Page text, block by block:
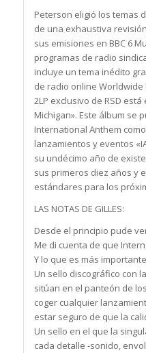
Peterson eligió los temas
de una exhaustiva
sus emisiones en BBC 6
programas de radio
incluye un tema inédito
de radio online Worldwide
2LP exclusivo de RSD
Michigan». Este álbum se
International Anthem
lanzamientos y eventos
su undécimo año de
sus primeros diez años y
estándares para los
LAS NOTAS DE GILLES:
Desde el principio pude
Me di cuenta de que
Y lo que es más
Un sello discográfico con
sitúan en el panteón de
coger cualquier
estar seguro de que la
Un sello en el que la
cada detalle -sonido,